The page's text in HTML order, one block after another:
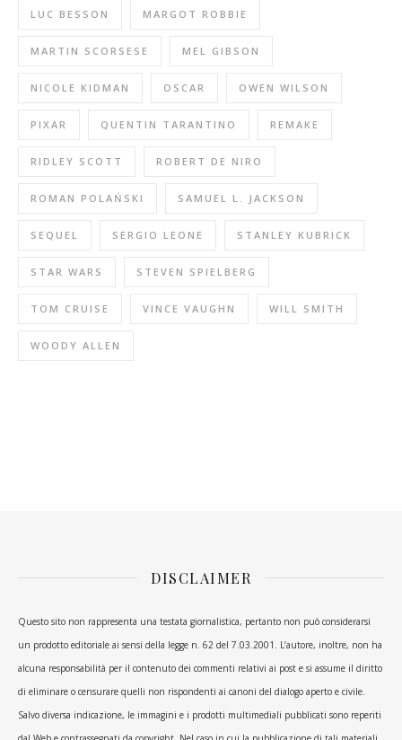
LUC BESSON MARGOT ROBBIE
MARTIN SCORSESE MEL GIBSON
NICOLE KIDMAN OSCAR OWEN WILSON
PIXAR QUENTIN TARANTINO REMAKE
RIDLEY SCOTT ROBERT DE NIRO
ROMAN POLAŃSKI SAMUEL L. JACKSON
SEQUEL SERGIO LEONE STANLEY KUBRICK
STAR WARS STEVEN SPIELBERG
TOM CRUISE VINCE VAUGHN WILL SMITH
WOODY ALLEN
DISCLAIMER
Questo sito non rappresenta una testata giornalistica, pertanto non può considerarsi
un prodotto editoriale ai sensi della legge n. 62 del 7.03.2001. L’autore, inoltre, non ha
alcuna responsabilità per il contenuto dei commenti relativi ai post e si assume il diritto
di eliminare o censurare quelli non rispondenti ai canoni del dialogo aperto e civile.
Salvo diversa indicazione, le immagini e i prodotti multimediali pubblicati sono reperiti